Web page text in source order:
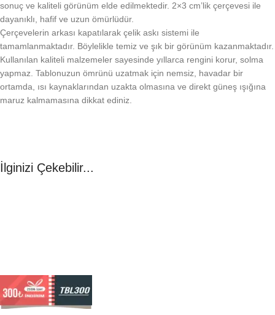
sonuç ve kaliteli görünüm elde edilmektedir. 2×3 cm’lik çerçevesi ile
dayanıklı, hafif ve uzun ömürlüdür.
Çerçevelerin arkası kapatılarak çelik askı sistemi ile
tamamlanmaktadır. Böylelikle temiz ve şık bir görünüm kazanmaktadır.
Kullanılan kaliteli malzemeler sayesinde yıllarca rengini korur, solma
yapmaz. Tablonuzun ömrünü uzatmak için nemsiz, havadar bir
ortamda, ısı kaynaklarından uzakta olmasına ve direkt güneş ışığına
maruz kalmamasına dikkat ediniz.
İlginizi Çekebilir...